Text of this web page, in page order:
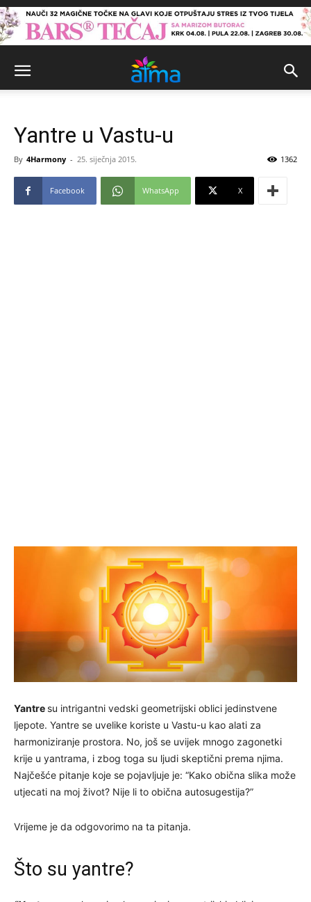
Yantre u Vastu-u
By 4Harmony - 25. siječnja 2015. 1362
Facebook WhatsApp X
Yantre su intrigantni vedski geometrijski oblici jedinstvene
ljepote. Yantre se uvelike koriste u Vastu-u kao alati za
harmoniziranje prostora. No, još se uvijek mnogo zagonetki
krije u yantrama, i zbog toga su ljudi skeptični prema njima.
Najčešće pitanje koje se pojavljuje je: “Kako obična slika može
utjecati na moj život? Nije li to obična autosugestija?”
Vrijeme je da odgovorimo na ta pitanja.
Što su yantre?